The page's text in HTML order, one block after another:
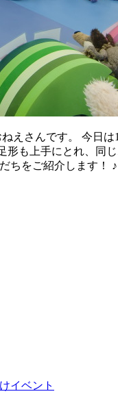
えさんです。 今日
形も上手にとれ、同
ちをご紹介します！
イベント